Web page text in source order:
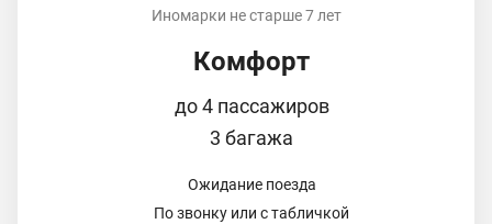
Иномарки не старше 7 лет
Комфорт
до 4 пассажиров
3 багажа
Ожидание поезда
По звонку или с табличкой